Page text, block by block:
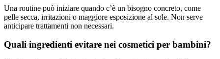
Una routine può iniziare quando c’è un bisogno concreto, come
pelle secca, irritazioni o maggiore esposizione al sole. Non serve
anticipare trattamenti non necessari.
Quali ingredienti evitare nei cosmetici per bambini?